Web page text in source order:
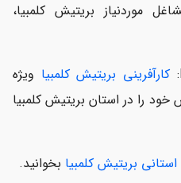
موردنیاز بریتیش کلمبیا،
کارآفرینی بریتیش کلمبیا ویژه
خود را در استان بریتیش کلمبیا
استانی بریتیش کلمبیا بخوانید.